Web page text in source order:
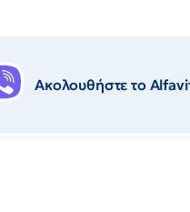
Ακολουθήστε το